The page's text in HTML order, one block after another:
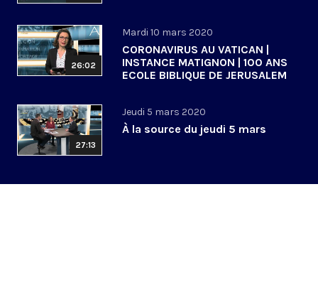
26:02
Mardi 10 mars 2020
CORONAVIRUS AU VATICAN |
INSTANCE MATIGNON | 100 ANS
ECOLE BIBLIQUE DE JERUSALEM
27:13
Jeudi 5 mars 2020
À la source du jeudi 5 mars